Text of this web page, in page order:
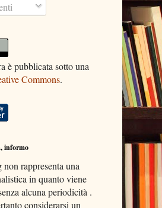
è pubblicata sotto una
Commons.
informo
rappresenta una
in quanto viene
alcuna periodicità .
considerarsi un